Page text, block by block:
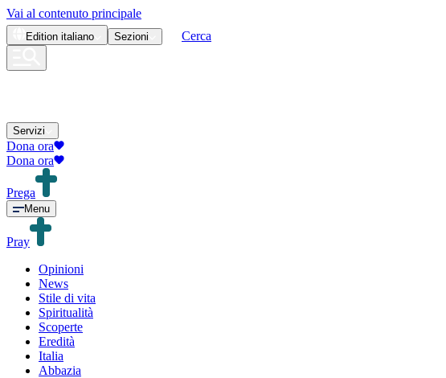
Vai al contenuto principale
Edition italiano Sezioni Cerca
Servizi
Dona ora
Dona ora
Prega
Menu
Pray
Opinioni
News
Stile di vita
Spiritualità
Scoperte
Eredità
Italia
Abbazia